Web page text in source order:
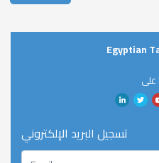
Egyptian
على
تسجيل البريد الإلكتروني